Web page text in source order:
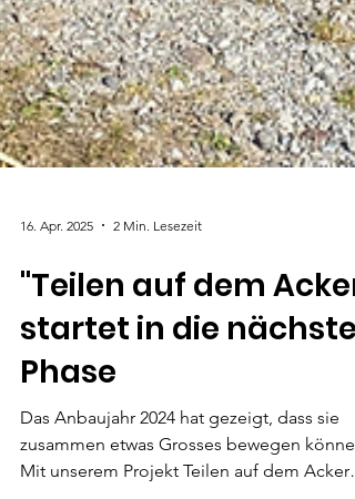
16. Apr. 2025 2 Min. Lesezeit
"Teilen auf dem Acker"
startet in die nächste
Phase